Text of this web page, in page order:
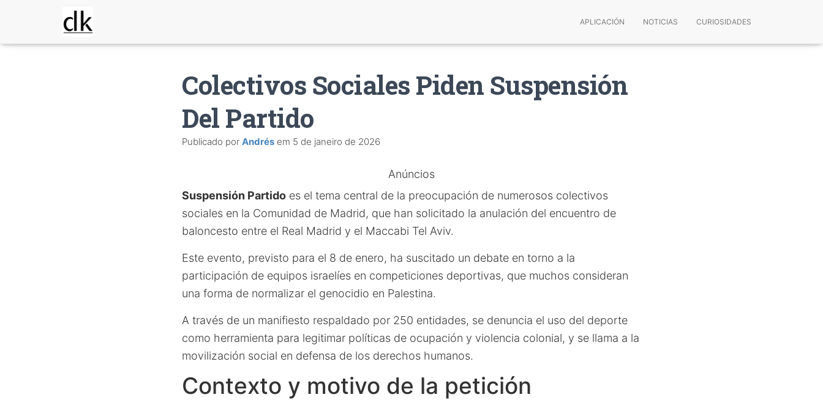
APLICACIÓN NOTICIAS CURIOSIDADES
Colectivos Sociales Piden Suspensión
Del Partido
Publicado por Andrés em 5 de janeiro de 2026
Anúncios
Suspensión Partido es el tema central de la preocupación de numerosos colectivos
sociales en la Comunidad de Madrid, que han solicitado la anulación del encuentro de
baloncesto entre el Real Madrid y el Maccabi Tel Aviv.
Este evento, previsto para el 8 de enero, ha suscitado un debate en torno a la
participación de equipos israelíes en competiciones deportivas, que muchos consideran
una forma de normalizar el genocidio en Palestina.
A través de un manifiesto respaldado por 250 entidades, se denuncia el uso del deporte
como herramienta para legitimar políticas de ocupación y violencia colonial, y se llama a la
movilización social en defensa de los derechos humanos.
Contexto y motivo de la petición